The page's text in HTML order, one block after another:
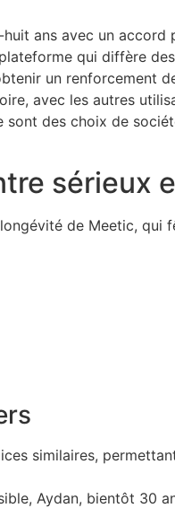
ans avec un accord
qui diffère
un renforcement
avec les autres
des choix de
sérieux
de Meetic, qui
similaires,
Aydan, bientôt 30